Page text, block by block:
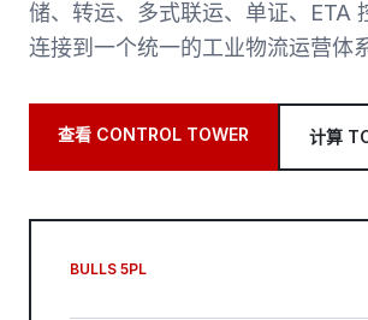
储、转运、多式联运、单证、ETA
连接到一个统一的工业物流运营体系
查看 CONTROL TOWER 计算
BULLS 5PL